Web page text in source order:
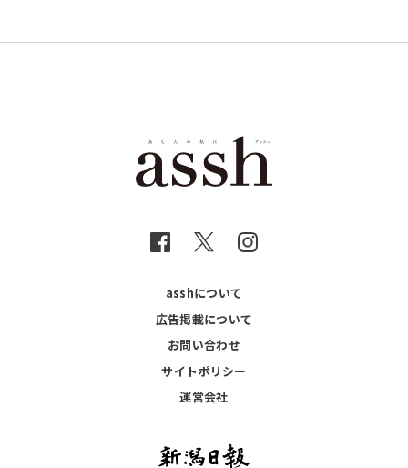
asshについて
広告掲載について
お問い合わせ
サイトポリシー
運営会社